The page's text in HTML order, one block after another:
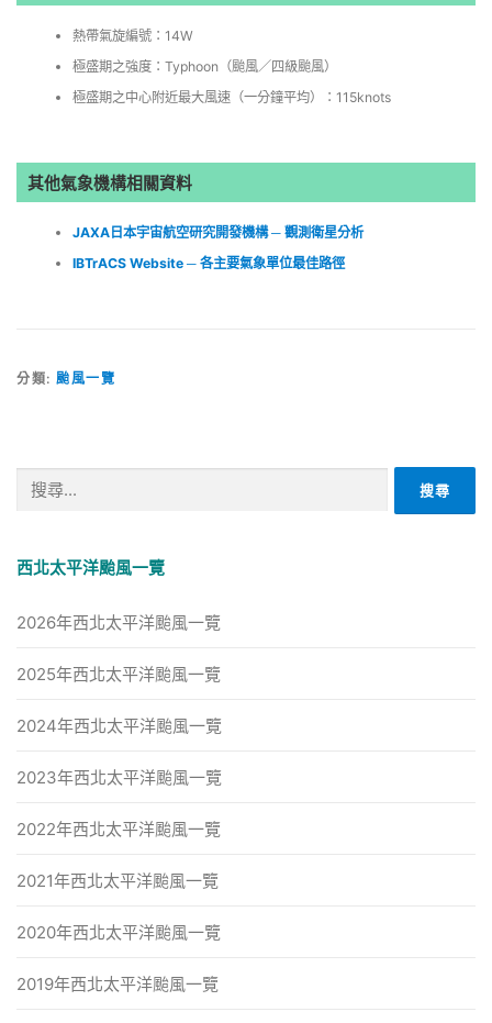
熱帶氣旋編號：14W
極盛期之強度：Typhoon（颱風／四級颱風）
極盛期之中心附近最大風速（一分鐘平均）：115knots
其他氣象機構相關資料
JAXA日本宇宙航空研究開發機構 ─ 觀測衛星分析
IBTrACS Website ─ 各主要氣象單位最佳路徑
分類: 颱風一覽
字:
西北太平洋颱風一覽
2026年西北太平洋颱風一覽
2025年西北太平洋颱風一覽
2024年西北太平洋颱風一覽
2023年西北太平洋颱風一覽
2022年西北太平洋颱風一覽
2021年西北太平洋颱風一覽
2020年西北太平洋颱風一覽
2019年西北太平洋颱風一覽